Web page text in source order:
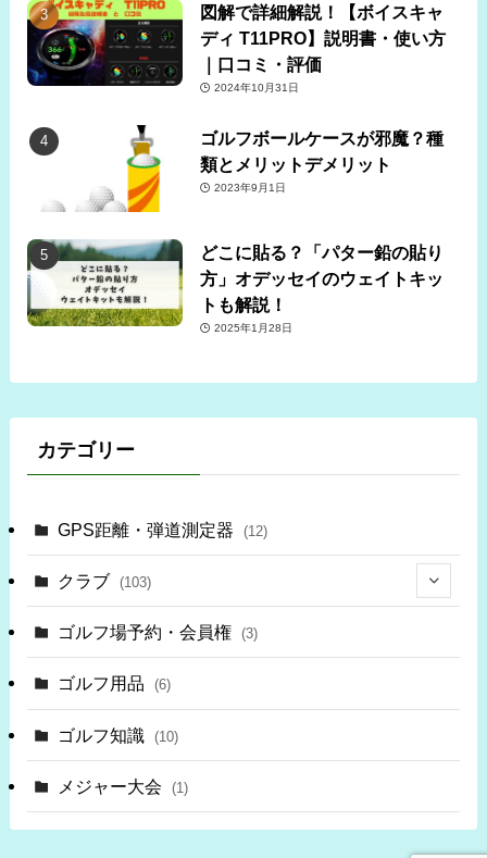
図解で詳細解説！【ボイスキャ
ディ T11PRO】説明書・使い方
｜口コミ・評価
2024年10月31日
ゴルフボールケースが邪魔？種
類とメリットデメリット
2023年9月1日
どこに貼る？「パター鉛の貼り
方」オデッセイのウェイトキッ
トも解説！
2025年1月28日
カテゴリー
GPS距離・弾道測定器 (12)
クラブ (103)
(34)
(69)
(6)
ゴルフ場予約・会員権 (3)
ゴルフ用品 (6)
ゴルフ知識 (10)
メジャー大会 (1)